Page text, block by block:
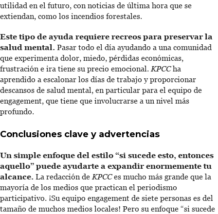
utilidad en el futuro, con noticias de última hora que se
extiendan, como los incendios forestales.
Este tipo de ayuda requiere recreos para preservar la
salud mental. Pasar todo el día ayudando a una comunidad
que experimenta dolor, miedo, pérdidas económicas,
frustración e ira tiene su precio emocional. KPCCha
aprendido a escalonar los días de trabajo y proporcionar
descansos de salud mental, en particular para el equipo de
engagement, que tiene que involucrarse a un nivel más
profundo.
Conclusiones clave y advertencias
Un simple enfoque del estilo “si sucede esto, entonces
aquello” puede ayudarte a expandir enormemente tu
alcance. La redacción deKPCCes mucho más grande que la
mayoría de los medios que practican el periodismo
participativo. ¡Su equipo engagement de siete personas es del
tamaño de muchos medios locales! Pero su enfoque “si sucede